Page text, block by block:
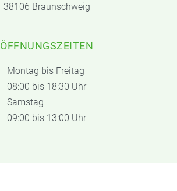
38106 Braunschweig
ÖFFNUNGSZEITEN
Montag bis Freitag
08:00 bis 18:30 Uhr
Samstag
09:00 bis 13:00 Uhr